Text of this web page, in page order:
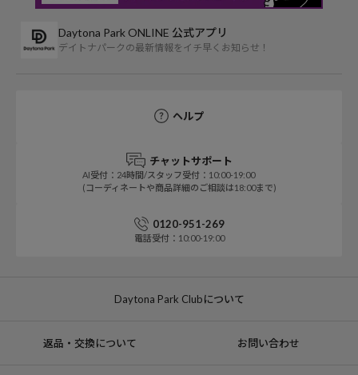
Daytona Park ONLINE 公式アプリ
デイトナパークの最新情報をイチ早くお知らせ！
ヘルプ
チャットサポート
AI受付：24時間/スタッフ受付：10:00-19:00
(コーディネートや商品詳細のご相談は18:00まで)
0120-951-269
電話受付：10:00-19:00
Daytona Park Clubについて
返品・交換について お問い合わせ